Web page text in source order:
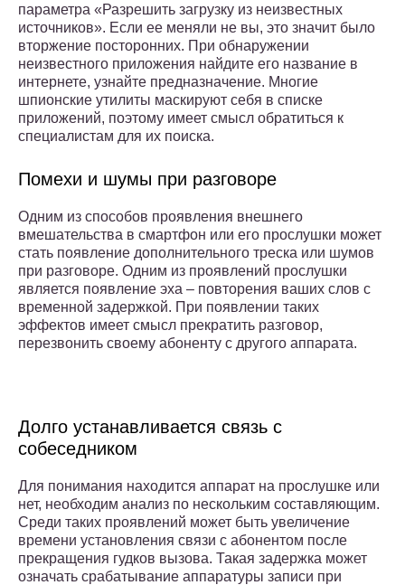
параметра «Разрешить загрузку из неизвестных
источников». Если ее меняли не вы, это значит было
вторжение посторонних. При обнаружении
неизвестного приложения найдите его название в
интернете, узнайте предназначение. Многие
шпионские утилиты маскируют себя в списке
приложений, поэтому имеет смысл обратиться к
специалистам для их поиска.
Помехи и шумы при разговоре
Одним из способов проявления внешнего
вмешательства в смартфон или его прослушки может
стать появление дополнительного треска или шумов
при разговоре. Одним из проявлений прослушки
является появление эха – повторения ваших слов с
временной задержкой. При появлении таких
эффектов имеет смысл прекратить разговор,
перезвонить своему абоненту с другого аппарата.
Долго устанавливается связь с
собеседником
Для понимания находится аппарат на прослушке или
нет, необходим анализ по нескольким составляющим.
Среди таких проявлений может быть увеличение
времени установления связи с абонентом после
прекращения гудков вызова. Такая задержка может
означать срабатывание аппаратуры записи при